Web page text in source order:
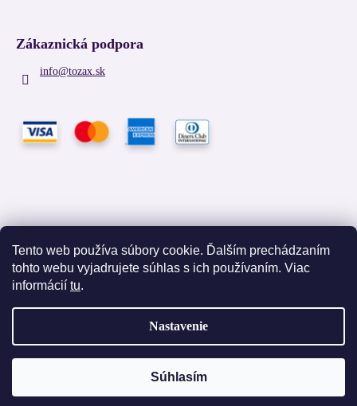
Tento web používa súbory cookie. Ďalším prechádzaním
tohto webu vyjadrujete súhlas s ich používaním. Viac
informácií tu.
Nastavenie
Súhlasím
Zákaznická podpora
info@tozax.sk
Facebook
TOZAX . Všetky práva vyhradené.